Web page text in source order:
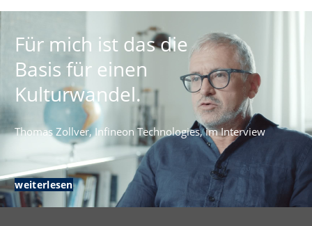
Für mich ist das die
Basis für einen
Kultur­wandel.
Thomas Zollver, Infineon Technologies, im Interview
weiterlesen